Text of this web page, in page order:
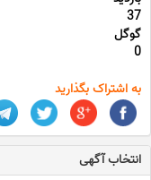
37
گوگل
0
به اشتراک بگذارید
انتخاب آگهی